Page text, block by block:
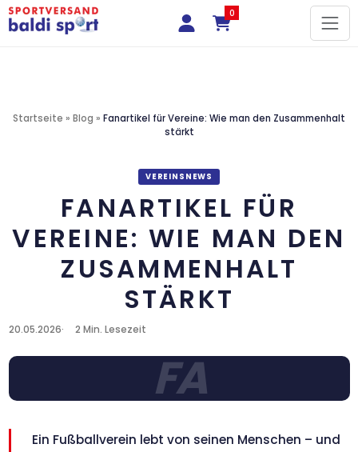
0
Startseite » Blog » Fanartikel für Vereine: Wie man den Zusammenhalt
stärkt
VEREINSNEWS
FANARTIKEL FÜR
VEREINE: WIE MAN DEN
ZUSAMMENHALT
STÄRKT
20.05.2026 2 Min. Lesezeit
FA
Ein Fußballverein lebt von seinen Menschen – und